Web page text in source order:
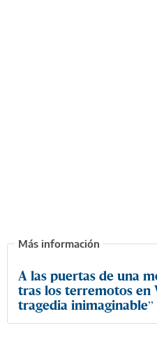
A las puertas de una
tras los terremotos en
tragedia inimaginable”